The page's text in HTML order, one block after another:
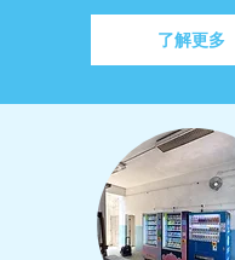
了解更多